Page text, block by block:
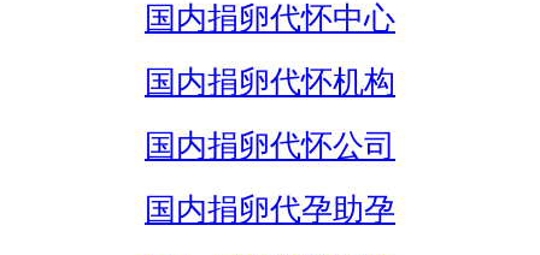
国内捐卵代怀中心
国内捐卵代怀机构
国内捐卵代怀公司
国内捐卵代孕助孕